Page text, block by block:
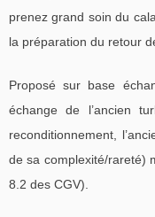
prenez grand soin du
la préparation du retour
Proposé sur base
échange de l’ancien
reconditionnement,
de sa complexité/rareté)
8.2 des CGV).